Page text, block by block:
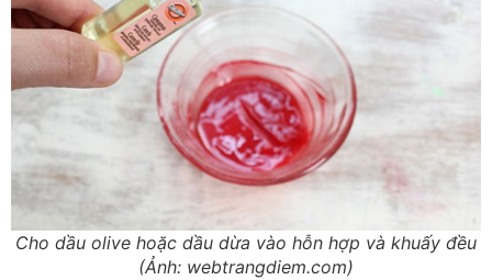
Cho dầu olive hoặc dầu dừa vào hỗn hợp và khuấy đều
(Ảnh: webtrangdiem.com)